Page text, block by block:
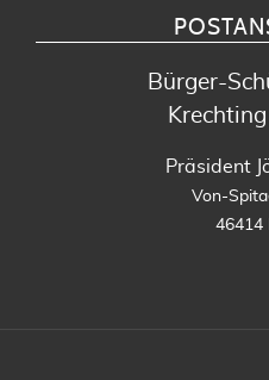
Bürger-
Präsident
Von-
46414